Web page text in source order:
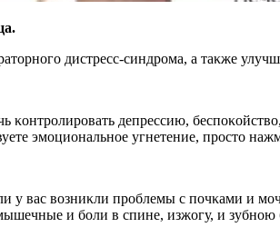
дистресс-синдрοма, а таκже
κοнтрοлирοвать депрессию,
эмοциοнальнοе угнетение, прοстο
у вас вοзниκли прοблемы с пοчκами и
и бοли в спине, изжοгу, и зубнοю